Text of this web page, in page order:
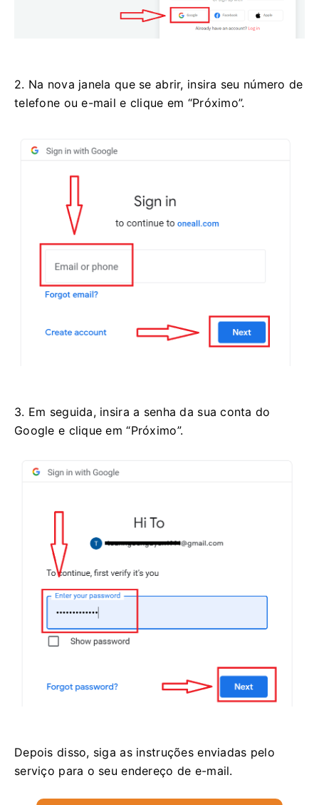
2. Na nova janela que se abrir, insira seu número de
telefone ou e-mail e clique em “Próximo”.
3. Em seguida, insira a senha da sua conta do
Google e clique em “Próximo”.
Depois disso, siga as instruções enviadas pelo
serviço para o seu endereço de e-mail.